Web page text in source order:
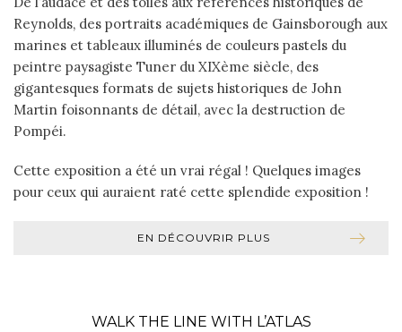
Reynolds, des portraits académiques de Gainsborough aux
marines et tableaux illuminés de couleurs pastels du
peintre paysagiste Tuner du XIXème siècle, des
gigantesques formats de sujets historiques de John
Martin foisonnants de détail, avec la destruction de
Pompéi.
Cette exposition a été un vrai régal ! Quelques images
pour ceux qui auraient raté cette splendide exposition !
EN DÉCOUVRIR PLUS
WALK THE LINE WITH L’ATLAS